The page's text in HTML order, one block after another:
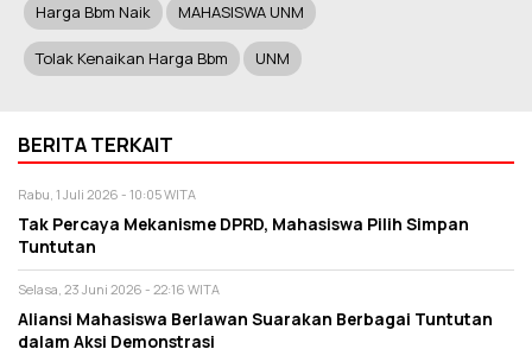
Harga Bbm Naik MAHASISWA UNM
Tolak Kenaikan Harga Bbm UNM
BERITA TERKAIT
Rabu, 1 Juli 2026 - 10:05 WITA
Tak Percaya Mekanisme DPRD, Mahasiswa Pilih Simpan
Tuntutan
Selasa, 23 Juni 2026 - 22:16 WITA
Aliansi Mahasiswa Berlawan Suarakan Berbagai Tuntutan
dalam Aksi Demonstrasi